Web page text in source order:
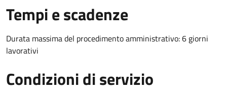
Tempi e scadenze
Durata massima del procedimento amministrativo: 6 giorni
lavorativi
Condizioni di servizio